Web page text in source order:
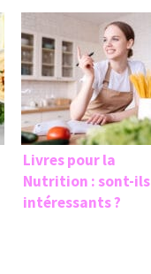
Livres pour la
Nutrition : sont-ils
intéressants ?